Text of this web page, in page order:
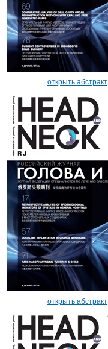
открыть абстракт
открыть абстракт